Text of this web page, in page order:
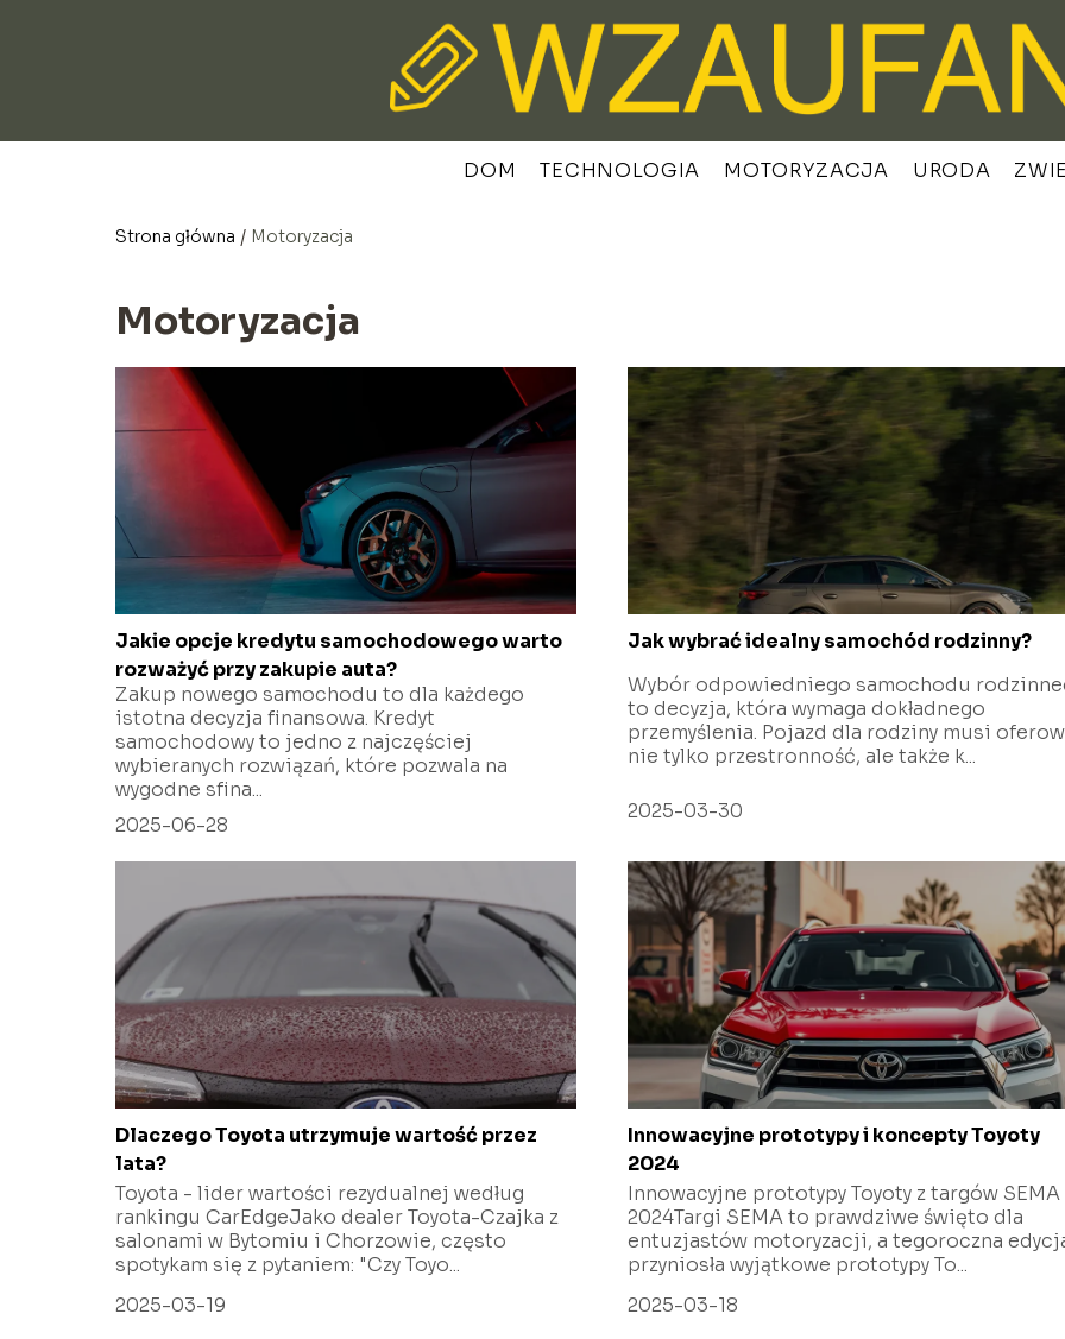
DOM TECHNOLOGIA MOTORYZACJA URODA
Strona główna / Motoryzacja
Motoryzacja
Jakie opcje kredytu samochodowego warto
rozważyć przy zakupie auta?
Zakup nowego samochodu to dla każdego
istotna decyzja finansowa. Kredyt
samochodowy to jedno z najczęściej
wybieranych rozwiązań, które pozwala na
wygodne sfina...
2025-06-28
Jak wybrać idealny samochód rodzinny?
Wybór odpowiedniego samochodu
to decyzja, która wymaga dokładnego
przemyślenia. Pojazd dla rodziny musi
nie tylko przestronność, ale także k...
2025-03-30
Dlaczego Toyota utrzymuje wartość przez
lata?
Toyota - lider wartości rezydualnej według
rankingu CarEdgeJako dealer Toyota-Czajka z
salonami w Bytomiu i Chorzowie, często
spotykam się z pytaniem: "Czy Toyo...
2025-03-19
Innowacyjne prototypy i koncepty Toyoty
2024
Innowacyjne prototypy Toyoty z targów SEMA
2024Targi SEMA to prawdziwe święto dla
entuzjastów motoryzacji, a tegoroczna
przyniosła wyjątkowe prototypy To...
2025-03-18